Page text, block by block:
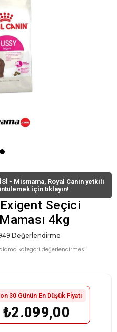
- Mismama, Royal Canin yetkili
için tıklayın!
Seçici
4kg
Değerlendirme
kategori değerlendirmesi
30 Günün En Düşük Fiyatı
₺2.099,00